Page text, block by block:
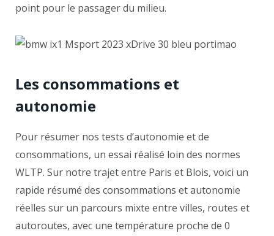
point pour le passager du milieu.
Les consommations et
autonomie
Pour résumer nos tests d’autonomie et de
consommations, un essai réalisé loin des normes
WLTP. Sur notre trajet entre Paris et Blois, voici un
rapide résumé des consommations et autonomie
réelles sur un parcours mixte entre villes, routes et
autoroutes, avec une température proche de 0